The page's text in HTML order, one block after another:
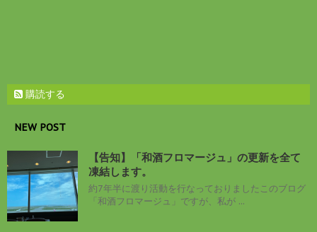
購読する
NEW POST
【告知】「和酒フロマージュ」の更新を全て
凍結します。
約7年半に渡り活動を行なっておりましたこのブログ
「和酒フロマージュ」ですが、私が ...